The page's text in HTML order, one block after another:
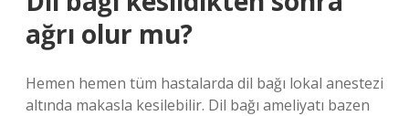
ağrı olur mu?
Hemen hemen tüm hastalarda dil bağı lokal anestezi
altında makasla kesilebilir. Dil bağı ameliyatı bazen